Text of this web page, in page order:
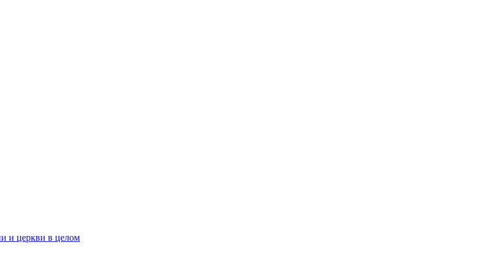
и церкви в целом